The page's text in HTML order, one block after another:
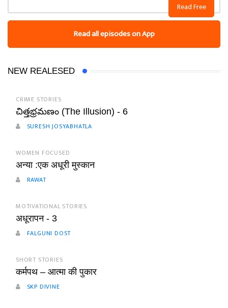
Read Free
Read all episodes on App
NEW REALESED
CRIME STORIES
చిత్తభ్రమణం (The Illusion) - 6
SURESH JOSYABHATLA
WOMEN FOCUSED
अन्या :एक अधूरी मुस्कान
RAWAT
MOTIVATIONAL STORIES
अधूरापन - 3
FALGUNI DOST
SHORT STORIES
कर्मपथ – आत्मा की पुकार
SKP DIVINE